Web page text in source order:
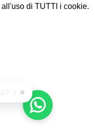
di TUTTI i cookie.
×